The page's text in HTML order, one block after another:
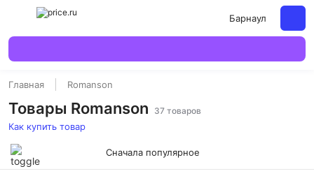
Барнаул
Главная Romanson
Товары Romanson 37 товаров
Как купить товар
Сначала популярное